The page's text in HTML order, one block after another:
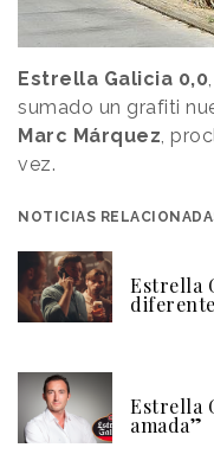
Estrella Galicia 0,0
sumado un grafiti
Marc Márquez,
vez.
NOTICIAS
Estrella
Estrella
amada”